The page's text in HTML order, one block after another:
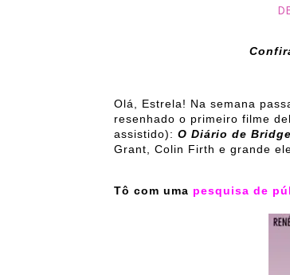
Olá, Estrela! Na semana
resenhado o primeiro filme
assistido): O Diário de
Grant, Colin Firth e grande
Tô com uma pesquisa de